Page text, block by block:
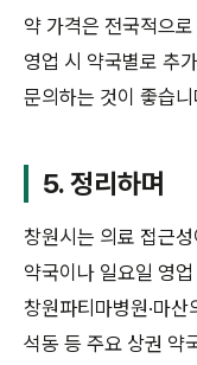
약 가격은 전국적으
영업 시 약국별로 추
문의하는 것이 좋습니
5. 정리하며
창원시는 의료 접근
약국이나 일요일 영
창원파티마병원·마산
석동 등 주요 상권 약